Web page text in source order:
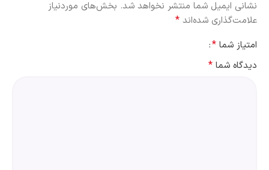
نشانی ایمیل شما منتشر نخواهد شد. بخش‌های موردنیاز
علامت‌گذاری شده‌اند *
امتیاز شما *
دیدگاه شما *